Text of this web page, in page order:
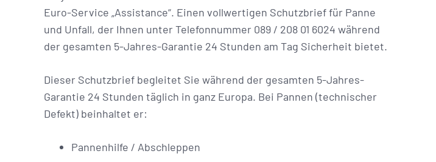
Euro-Service „Assistance“. Einen vollwertigen Schutzbrief für Panne
und Unfall, der Ihnen unter Telefonnummer 089 / 208 01 6024 während
der gesamten 5-Jahres-Garantie 24 Stunden am Tag Sicherheit bietet.
Dieser Schutzbrief begleitet Sie während der gesamten 5-Jahres-
Garantie 24 Stunden täglich in ganz Europa. Bei Pannen (technischer
Defekt) beinhaltet er:
Pannenhilfe / Abschleppen